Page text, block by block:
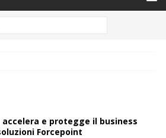
accelera e protegge il business
Forcepoint